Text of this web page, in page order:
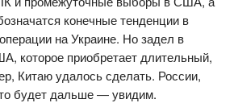
конечные тенденции в
на Украине. Но задел в
которое приобретает длительный,
Китаю удалось сделать. России,
будет дальше — увидим.